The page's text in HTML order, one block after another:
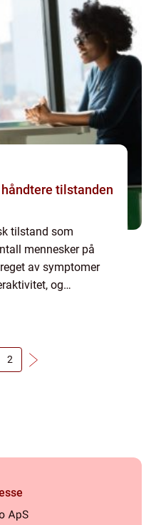
tilstanden
tilstand som
mennesker på
av symptomer
og
2